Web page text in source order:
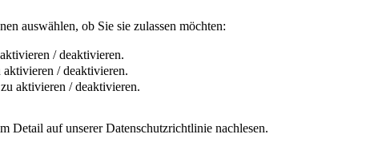
auswählen, ob Sie sie zulassen möchten:
/ deaktivieren.
/ deaktivieren.
aktivieren / deaktivieren.
Detail auf unserer Datenschutzrichtlinie nachlesen.